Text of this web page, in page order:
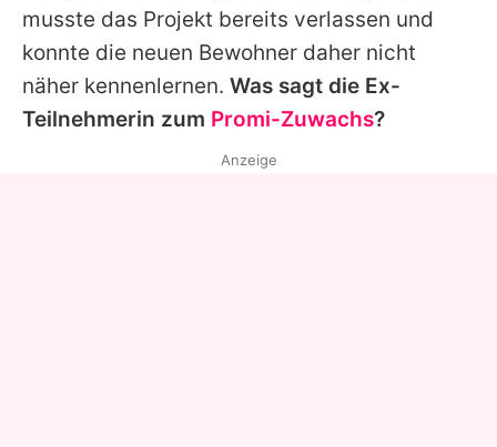
musste das Projekt bereits verlassen und
konnte die neuen Bewohner daher nicht
näher kennenlernen. Was sagt die Ex-
Teilnehmerin zum Promi-Zuwachs?
Anzeige